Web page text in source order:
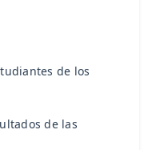
de los
de las